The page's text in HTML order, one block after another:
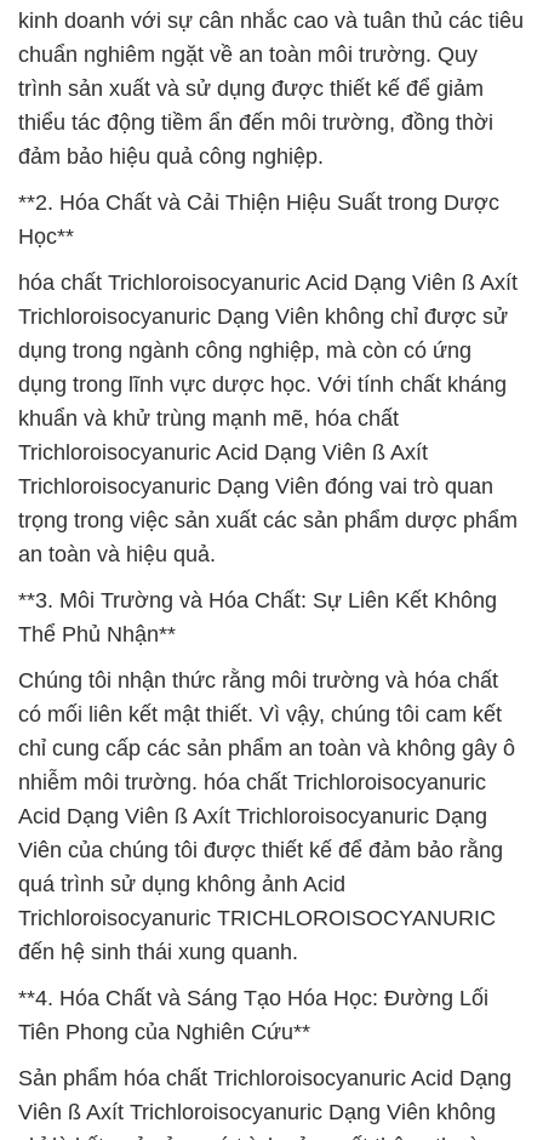
kinh doanh với sự cân nhắc cao và tuân thủ các tiêu
chuẩn nghiêm ngặt về an toàn môi trường. Quy
trình sản xuất và sử dụng được thiết kế để giảm
thiểu tác động tiềm ẩn đến môi trường, đồng thời
đảm bảo hiệu quả công nghiệp.
**2. Hóa Chất và Cải Thiện Hiệu Suất trong Dược
Học**
hóa chất Trichloroisocyanuric Acid Dạng Viên ß Axít
Trichloroisocyanuric Dạng Viên không chỉ được sử
dụng trong ngành công nghiệp, mà còn có ứng
dụng trong lĩnh vực dược học. Với tính chất kháng
khuẩn và khử trùng mạnh mẽ, hóa chất
Trichloroisocyanuric Acid Dạng Viên ß Axít
Trichloroisocyanuric Dạng Viên đóng vai trò quan
trọng trong việc sản xuất các sản phẩm dược phẩm
an toàn và hiệu quả.
**3. Môi Trường và Hóa Chất: Sự Liên Kết Không
Thể Phủ Nhận**
Chúng tôi nhận thức rằng môi trường và hóa chất
có mối liên kết mật thiết. Vì vậy, chúng tôi cam kết
chỉ cung cấp các sản phẩm an toàn và không gây ô
nhiễm môi trường. hóa chất Trichloroisocyanuric
Acid Dạng Viên ß Axít Trichloroisocyanuric Dạng
Viên của chúng tôi được thiết kế để đảm bảo rằng
quá trình sử dụng không ảnh Acid
Trichloroisocyanuric TRICHLOROISOCYANURIC
đến hệ sinh thái xung quanh.
**4. Hóa Chất và Sáng Tạo Hóa Học: Đường Lối
Tiên Phong của Nghiên Cứu**
Sản phẩm hóa chất Trichloroisocyanuric Acid Dạng
Viên ß Axít Trichloroisocyanuric Dạng Viên không